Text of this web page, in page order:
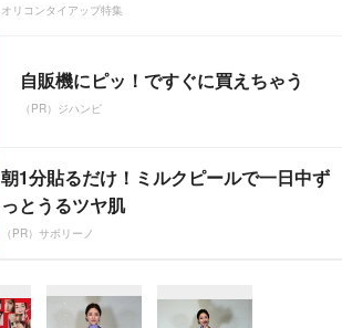
オリコンタイアップ特集
自販機にピッ！ですぐに買えちゃう
（PR）ジハンピ
朝1分貼るだけ！ミルクピールで一日中ず
っとうるツヤ肌
（PR）サボリーノ